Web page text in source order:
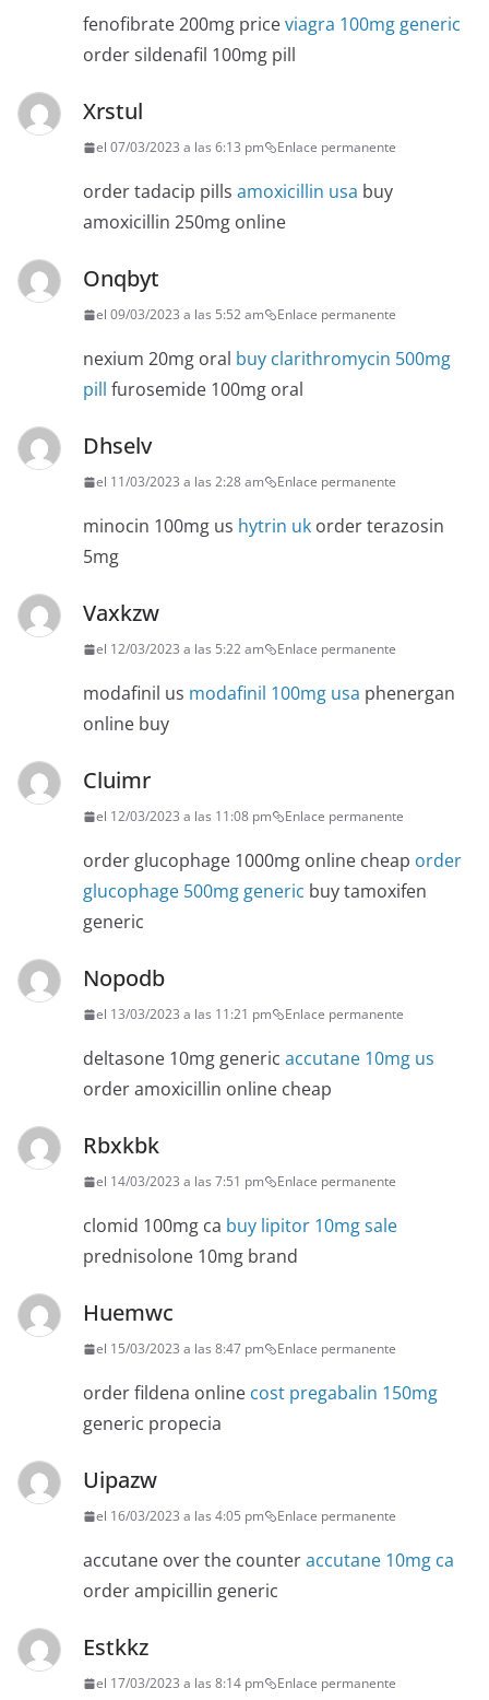
fenofibrate 200mg priceviagra 100mg generic
order sildenafil 100mg pill
Xrstul
el 07/03/2023 a las 6:13 pm Enlace permanente
order tadacip pills amoxicillin usa buy
amoxicillin 250mg online
Onqbyt
el 09/03/2023 a las 5:52 am Enlace permanente
nexium 20mg oral buy clarithromycin 500mg
pill furosemide 100mg oral
Dhselv
el 11/03/2023 a las 2:28 am Enlace permanente
minocin 100mg us hytrin uk order terazosin
5mg
Vaxkzw
el 12/03/2023 a las 5:22 am Enlace permanente
modafinil us modafinil 100mg usa phenergan
online buy
Cluimr
el 12/03/2023 a las 11:08 pm Enlace permanente
order glucophage 1000mg online cheap order
glucophage 500mg generic buy tamoxifen
generic
Nopodb
el 13/03/2023 a las 11:21 pm Enlace permanente
deltasone 10mg generic accutane 10mg us
order amoxicillin online cheap
Rbxkbk
el 14/03/2023 a las 7:51 pm Enlace permanente
clomid 100mg ca buy lipitor 10mg sale
prednisolone 10mg brand
Huemwc
el 15/03/2023 a las 8:47 pm Enlace permanente
order fildena online cost pregabalin 150mg
generic propecia
Uipazw
el 16/03/2023 a las 4:05 pm Enlace permanente
accutane over the counteraccutane 10mg ca
order ampicillin generic
Estkkz
el 17/03/2023 a las 8:14 pm Enlace permanente